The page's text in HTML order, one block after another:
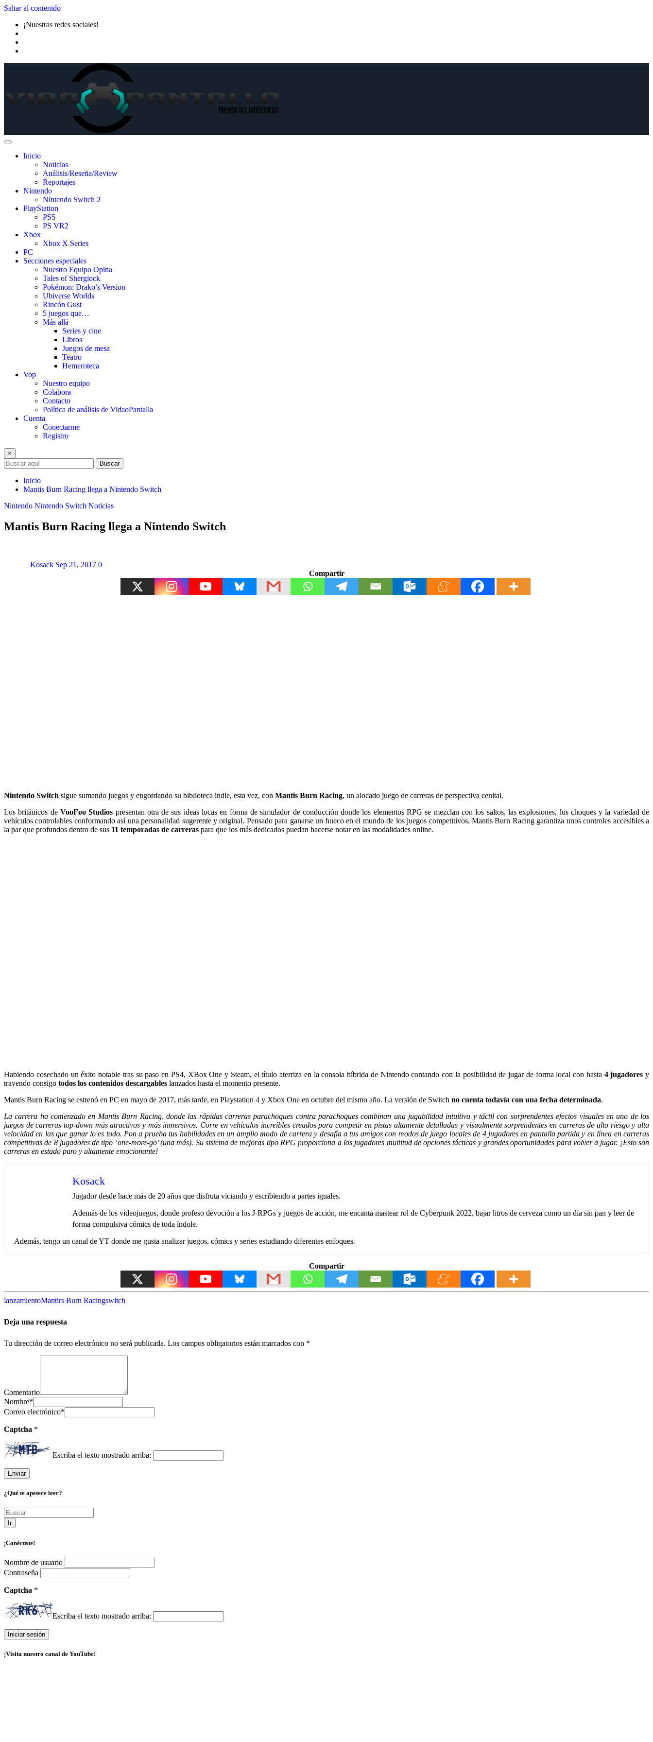
Saltar al contenido
¡Nuestras redes sociales!
Inicio
Noticias
Análisis/Reseña/Review
Reportajes
Nintendo
Nintendo Switch 2
PlayStation
PS5
PS VR2
Xbox
Xbox X Series
PC
Secciones especiales
Nuestro Equipo Opina
Tales of Shergiock
Pokémon: Drako’s Version
Ubiverse Worlds
Rincón Gust
5 juegos que…
Más allá
Series y cine
Libros
Juegos de mesa
Teatro
Hemeroteca
Vop
Nuestro equipo
Colabora
Contacto
Política de análisis de VidaoPantalla
Cuenta
Conectarme
Registro
×
Buscar
Inicio
Mantis Burn Racing llega a Nintendo Switch
Nintendo Nintendo Switch Noticias
Mantis Burn Racing llega a Nintendo Switch
Kosack Sep 21, 2017 0
Compartir
Nintendo Switch sigue sumando juegos y engordando su biblioteca indie, esta vez, con Mantis Burn Racing, un alocado juego de carreras de perspectiva cenital.
Los británicos de VooFoo Studios presentan otra de sus ideas locas en forma de simulador de conducción donde los elementos RPG se mezclan con los saltos, las explosiones, los choques y la variedad de
vehículos controlables conformando así una personalidad sugerente y original. Pensado para ganarse un hueco en el mundo de los juegos competitivos, Mantis Burn Racing garantiza unos controles accesibles a
la par que profundos dentro de sus 11 temporadas de carreras para que los más dedicados puedan hacerse notar en las modalidades online.
Habiendo cosechado un éxito notable tras su paso en PS4, XBox One y Steam, el título aterriza en la consola híbrida de Nintendo contando con la posibilidad de jugar de forma local con hasta 4 jugadores y
trayendo consigo todos los contenidos descargables lanzados hasta el momento presente.
Mantis Burn Racing se estrenó en PC en mayo de 2017, más tarde, en Playstation 4 y Xbox One en octubre del mismo año. La versión de Switch no cuenta todavía con una fecha determinada.
La carrera ha comenzado en Mantis Burn Racing, donde las rápidas carreras parachoques contra parachoques combinan una jugabilidad intuitiva y táctil con sorprendentes efectos visuales en uno de los
juegos de carreras top-down más atractivos y más inmersivos. Corre en vehículos increíbles creados para competir en pistas altamente detalladas y visualmente sorprendentes en carreras de alto riesgo y alta
velocidad en las que ganar lo es todo. Pon a prueba tus habilidades en un amplio modo de carrera y desafía a tus amigos con modos de juego locales de 4 jugadores en pantalla partida y en línea en carreras
competitivas de 8 jugadores de tipo ‘one-more-go’ (una más). Su sistema de mejoras tipo RPG proporciona a los jugadores multitud de opciones tácticas y grandes oportunidades para volver a jugar. ¡Esto son
carreras en estado puro y altamente emocionante!
Kosack
Jugador desde hace más de 20 años que disfruta viciando y escribiendo a partes iguales.
Además de los videojuegos, donde profeso devoción a los J-RPGs y juegos de acción, me encanta mastear rol de Cyberpunk 2022, bajar litros de cerveza como un día sin pan y leer de
forma compulsiva cómics de toda índole.
Además, tengo un canal de YT donde me gusta analizar juegos, cómics y series estudiando diferentes enfoques.
Compartir
lanzamientoMantirs Burn Racingswitch
Deja una respuesta
Tu dirección de correo electrónico no será publicada. Los campos obligatorios están marcados con *
Comentario
Nombre*
Correo electrónico*
Captcha *
Escriba el texto mostrado arriba:
¿Qué te apetece leer?
Ir
¡Conéctate!
Nombre de usuario
Contraseña
Captcha *
Escriba el texto mostrado arriba:
¡Visita nuestro canal de YouTube!